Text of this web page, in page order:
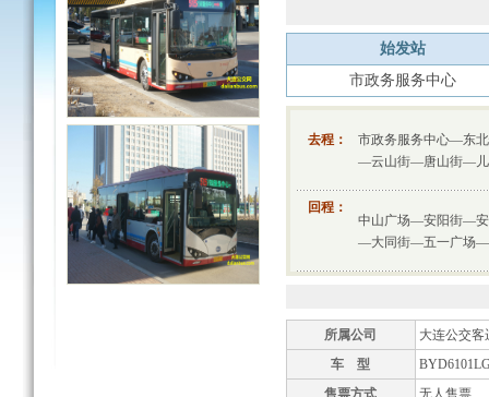
始发站
市政务服务中心
去程：
市政务服务中心—东
—云山街—唐山街—
回程：
中山广场—安阳街—
—大同街—五一广场—
所属公司
大连公交客
车 型
售票方式
无人售票